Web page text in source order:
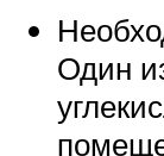
Один